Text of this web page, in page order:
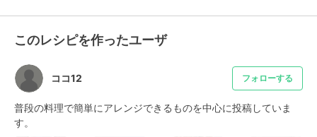
このレシピを作ったユーザ
ココ12 フォローする
普段の料理で簡単にアレンジできるものを中心に投稿していま
す。